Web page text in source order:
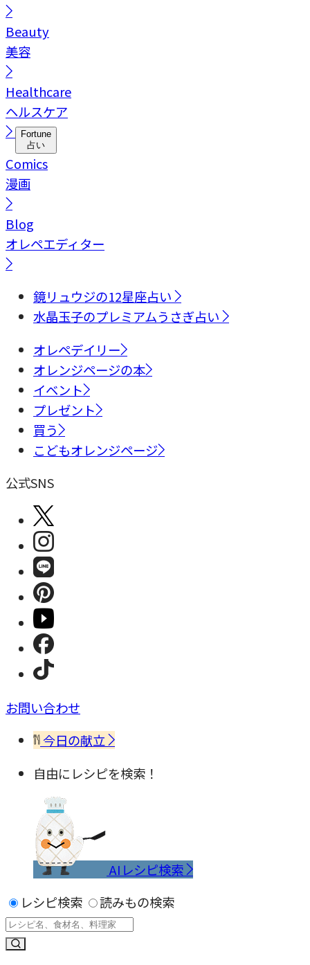
Beauty
美容
Healthcare
ヘルスケア
Fortune
占い
Comics
漫画
Blog
オレペエディター
鏡リュウジの12星座占い
水晶玉子のプレミアムうさぎ占い
オレペデイリー
オレンジページの本
イベント
プレゼント
買う
こどもオレンジページ
公式SNS
お問い合わせ
今日の献立
自由にレシピを検索！
AIレシピ検索
レシピ検索
読みもの検索